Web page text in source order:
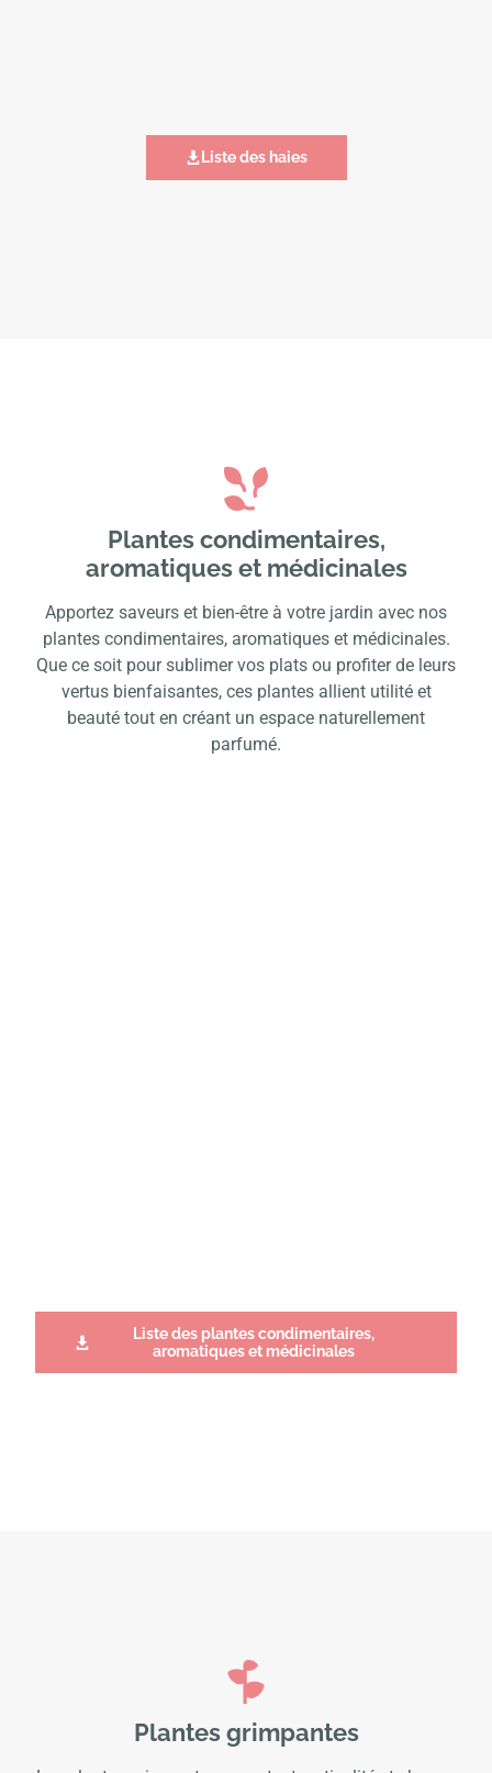
Liste des haies
Plantes condimentaires,
aromatiques et médicinales
Apportez saveurs et bien-être à votre jardin avec nos
plantes condimentaires, aromatiques et médicinales.
Que ce soit pour sublimer vos plats ou profiter de leurs
vertus bienfaisantes, ces plantes allient utilité et
beauté tout en créant un espace naturellement
parfumé.
Liste des plantes condimentaires,
aromatiques et médicinales
Plantes grimpantes